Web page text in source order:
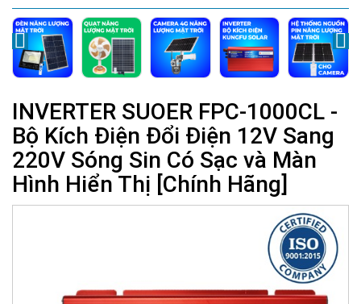
INVERTER SUOER FPC-1000CL -
Bộ Kích Điện Đổi Điện 12V Sang
220V Sóng Sin Có Sạc và Màn
Hình Hiển Thị [Chính Hãng]